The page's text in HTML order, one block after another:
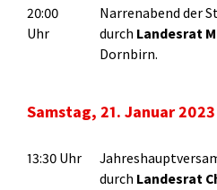
20:00
Uhr
Narrenabend der
durch Landesrat
Dornbirn.
Samstag, 21. Januar 2023
13:30 Uhr
durch Landesrat